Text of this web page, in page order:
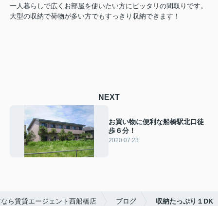
一人暮らしで広くお部屋を使いたい方にピッタリの間取りです。
大型の収納で荷物が多い方でもすっきり収納できます！
NEXT
お買い物に便利な船橋駅北口徒
歩６分！
2020.07.28
ら賃貸エージェント西船橋店 ブログ 収納たっぷり１DK